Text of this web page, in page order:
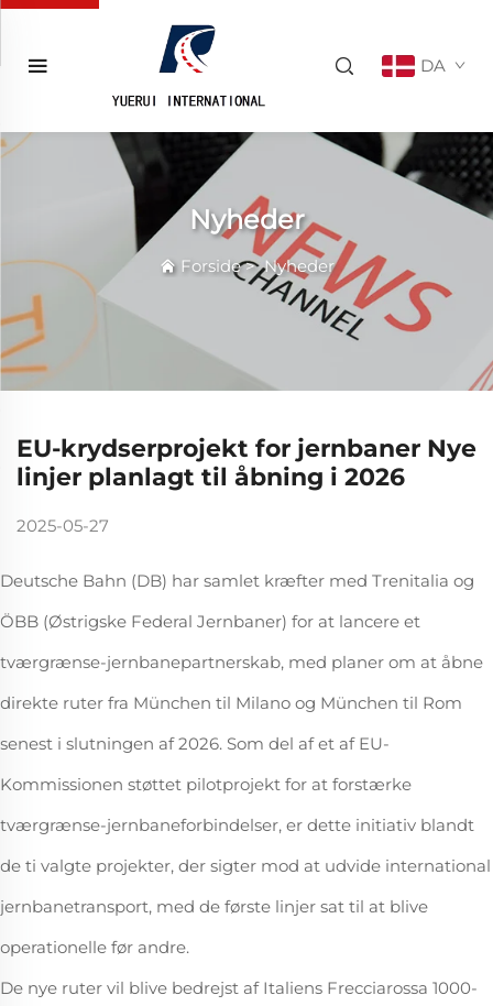
DA
Nyheder
Forside>Nyheder
EU-krydserprojekt for jernbaner Nye
linjer planlagt til åbning i 2026
2025-05-27
Deutsche Bahn (DB) har samlet kræfter med Trenitalia og
ÖBB (Østrigske Federal Jernbaner) for at lancere et
tværgrænse-jernbanepartnerskab, med planer om at åbne
direkte ruter fra München til Milano og München til Rom
senest i slutningen af 2026. Som del af et af EU-
Kommissionen støttet pilotprojekt for at forstærke
tværgrænse-jernbaneforbindelser, er dette initiativ blandt
de ti valgte projekter, der sigter mod at udvide international
jernbanetransport, med de første linjer sat til at blive
operationelle før andre.
De nye ruter vil blive bedrejst af Italiens Frecciarossa 1000-